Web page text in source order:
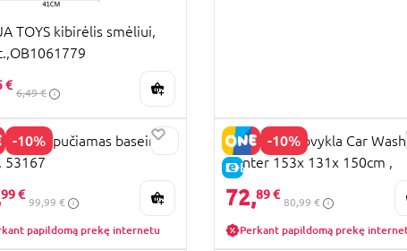
TOYS kibirėlis smėliui,
€
6,49 €
-10%pripučiamas baseinas
53167
99 €
99,99 €
papildomą prekę internetu
-10%
E-KAINA
BESTWAY plovykla Car Wash
Center 153x 131x 150cm ,
93406
72,89 €
80,99 €
Perkant papildomą prekę